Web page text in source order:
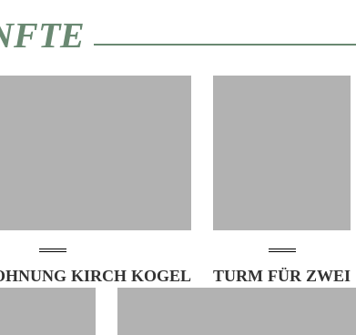
KIRCH KOGEL TURM FÜR ZWEI